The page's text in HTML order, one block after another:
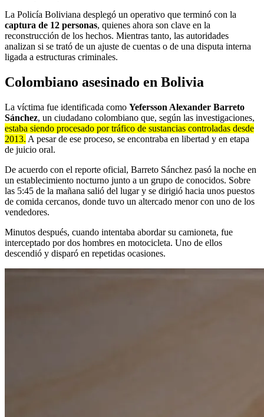
La Policía Boliviana desplegó un operativo que terminó con la
captura de 12 personas, quienes ahora son clave en la
reconstrucción de los hechos. Mientras tanto, las autoridades
analizan si se trató de un ajuste de cuentas o de una disputa interna
ligada a estructuras criminales.
Colombiano asesinado en Bolivia
La víctima fue identificada como Yefersson Alexander Barreto
Sánchez, un ciudadano colombiano que, según las investigaciones,
estaba siendo procesado por tráfico de sustancias controladas desde
2013. A pesar de ese proceso, se encontraba en libertad y en etapa
de juicio oral.
De acuerdo con el reporte oficial, Barreto Sánchez pasó la noche en
un establecimiento nocturno junto a un grupo de conocidos. Sobre
las 5:45 de la mañana salió del lugar y se dirigió hacia unos puestos
de comida cercanos, donde tuvo un altercado menor con uno de los
vendedores.
Minutos después, cuando intentaba abordar su camioneta, fue
interceptado por dos hombres en motocicleta. Uno de ellos
descendió y disparó en repetidas ocasiones.